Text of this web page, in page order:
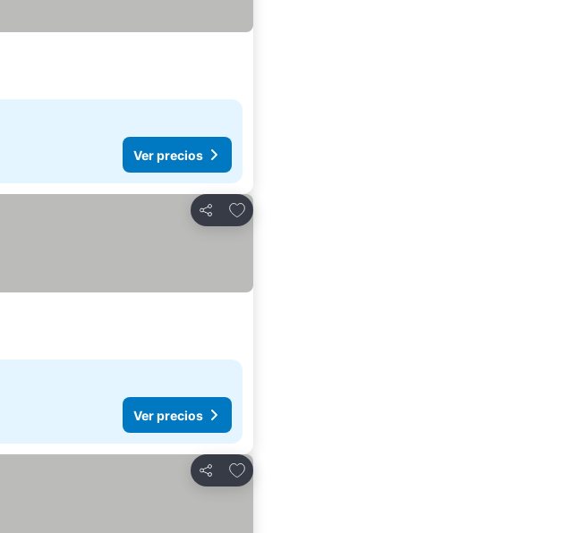
Ver precios
Compartir
Agregar a favoritos
Ver precios
Compartir
Agregar a favoritos